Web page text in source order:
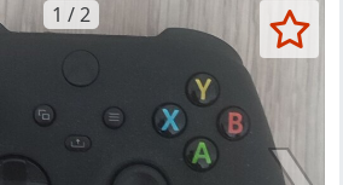
1 / 2